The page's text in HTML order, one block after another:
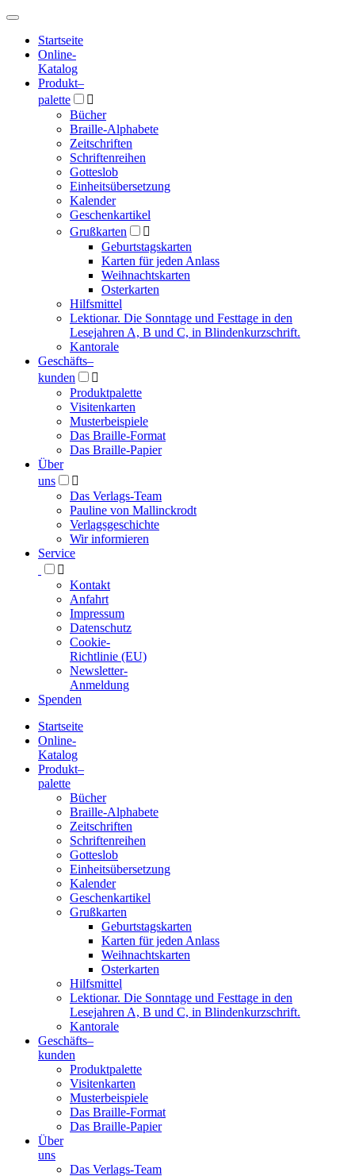
Hauptmenü
Hauptmenü
Startseite
Online-
Katalog
Produkt–
palette

Bücher
Braille-Alphabete
Zeitschriften
Schriftenreihen
Gotteslob
Einheitsübersetzung
Kalender
Geschenkartikel
Grußkarten

Geburtstagskarten
Karten für jeden Anlass
Weihnachtskarten
Osterkarten
Hilfsmittel
Lektionar. Die Sonntage und Festtage in den
Lesejahren A, B und C, in Blindenkurzschrift.
Kantorale
Geschäfts­–
kunden

Produktpalette
Visitenkarten
Musterbeispiele
Das Braille-Format
Das Braille-Papier
Über
uns

Das Verlags-Team
Pauline von Mallinckrodt
Verlagsgeschichte
Wir informieren
Service

Kontakt
Anfahrt
Impressum
Datenschutz
Cookie-
Richtlinie (EU)
Newsletter-
Anmeldung
Spenden
Blindenschrift-
Verlag
Druckerei
gGmbH
Startseite
Online-
Katalog
Produkt–
palette
Bücher
Braille-Alphabete
Zeitschriften
Schriftenreihen
Gotteslob
Einheitsübersetzung
Kalender
Geschenkartikel
Grußkarten
Geburtstagskarten
Karten für jeden Anlass
Weihnachtskarten
Osterkarten
Hilfsmittel
Lektionar. Die Sonntage und Festtage in den
Lesejahren A, B und C, in Blindenkurzschrift.
Kantorale
Geschäfts­–
kunden
Produktpalette
Visitenkarten
Musterbeispiele
Das Braille-Format
Das Braille-Papier
Über
uns
Das Verlags-Team